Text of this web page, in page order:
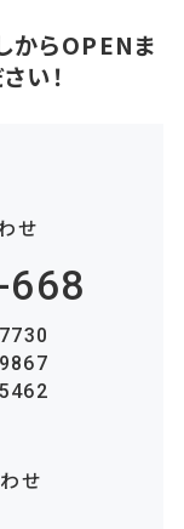
からOPENま
い！
せ
せ